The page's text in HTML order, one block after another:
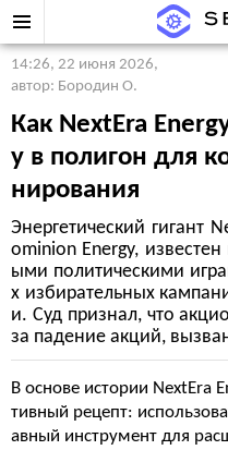
14:26, 22 июня 2026,
автор: Бородин О.
Как NextEra
у в полигон для
нирования
Энергетический гигант
ominion Energy,
ыми политическими
х избирательных
и. Суд признал, что
за падение акций,
В основе истории NextEra
тивный рецепт:
авный инструмент для